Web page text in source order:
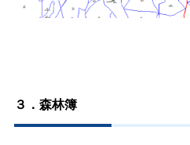
３．森林簿